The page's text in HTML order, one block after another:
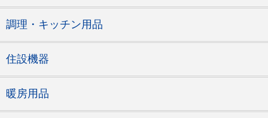
調理・キッチン用品
住設機器
暖房用品